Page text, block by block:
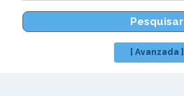
Pesquisar
[ Avanzada ]